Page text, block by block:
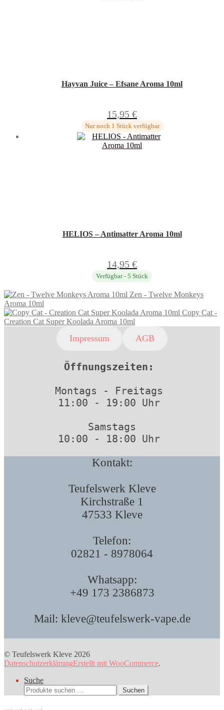
Hayvan Juice – Efsane Aroma 10ml
15,95 €
Nur noch 1 Stück verfügbar
HELIOS – Antimatter Aroma 10ml
14,95 €
Verfügbar - 5 Stück
Zen - Twelve Monkeys
Aroma 10ml
Copy Cat -
Creation Cat Super Koolada Aroma 10ml
Impressum AGB
Öffnungszeiten:
Montags - Freitags
11:00 - 19:00 Uhr
Samstags
10:00 - 18:00 Uhr
Kontakt:
Teufelswerk Kleve
Kirchstraße 1
47533 Kleve
Telefon:
02821 - 8978064
Whatsapp:
+49 173 2386873
Mail: kleve@teufelswerk-vape.de
© Teufelswerk Kleve 2026
DatenschutzerklärungErstellt mit WooCommerce.
Suche
Suchen
nach:
Suchen